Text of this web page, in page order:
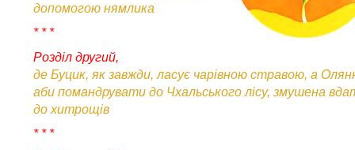
допомогою нямлика
* * *
Розділ другий,
де Буцик, як завжди, ласує чарівною стравою, а
аби помандрувати до Чхальського лісу, змушена
до хитрощів
* * *